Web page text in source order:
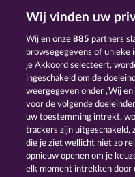
RAMSES BOOK
LUCKY PHARAOH WILD
Wij vinden uw
Wij en onze885 partners
browsegegevens of unieke
je Akkoord selecteert,
ingeschakeld om de
weergegeven onder „Wij
voor de volgende
uw toestemming intrekt,
trackers zijn uitgeschakeld,
die je ziet wellicht niet zo
opnieuw openen om je
elk moment intrekken door